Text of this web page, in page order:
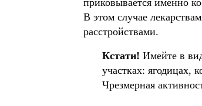
приковывается именно
В этом случае
расстройствами.
Кстати! Имейте в
участках: ягодицах,
Чрезмерная